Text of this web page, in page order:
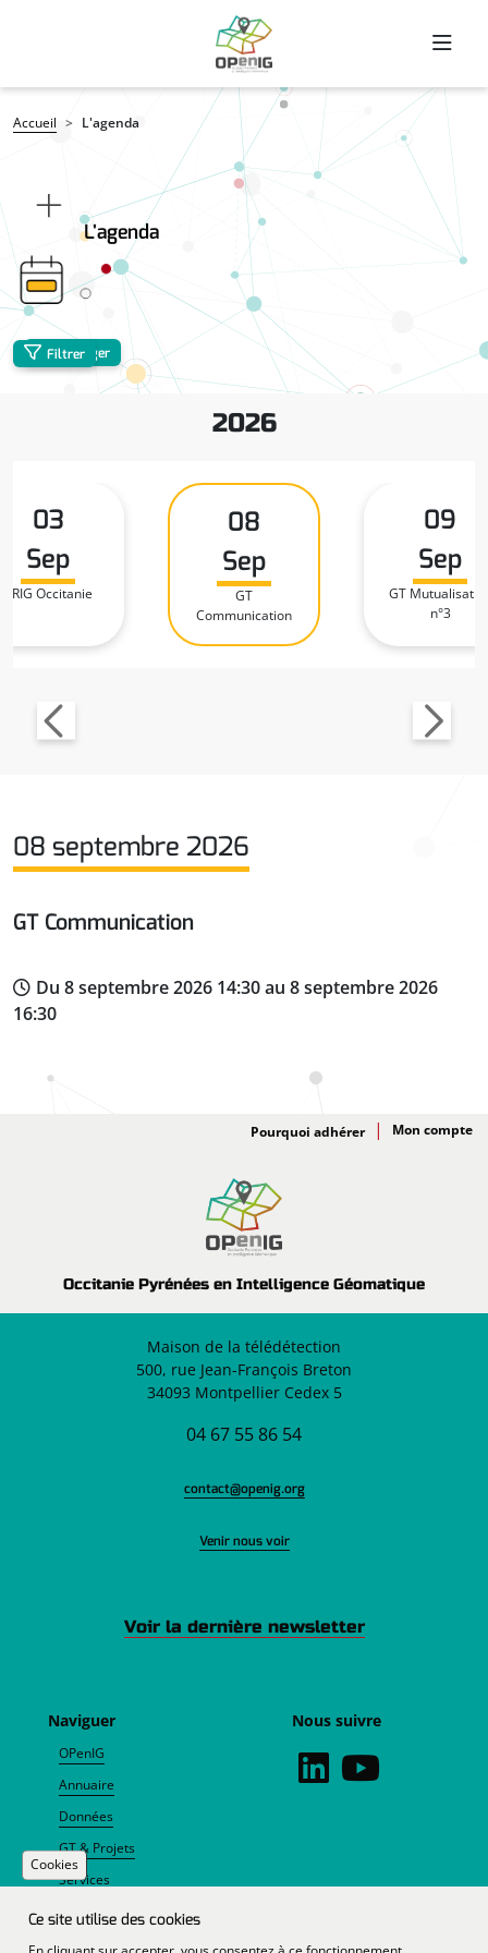
Fil d'Ariane
Accueil L'agenda
L'agenda
Partager
Filtrer
2026
03
Sep
CRIG Occitanie
08
Sep
GT
Communication
09
Sep
GT
n°3
08 septembre 2026
GT Communication
Du 8 septembre 2026 14:30 au 8 septembre 2026
16:30
Occitanie Pyrénées en Intelligence Géomatique
Adhésion
Pourquoi adhérer
Naviguer
OPenIG
Annuaire
Données
GT & Projets
Services
Agenda
Maison de la télédétection
500, rue Jean-François Breton
34093 Montpellier Cedex 5
04 67 55 86 54
contact@openig.org
Venir nous voir
Nous suivre
Voir la dernière newsletter
Cookies
Ce site utilise des cookies